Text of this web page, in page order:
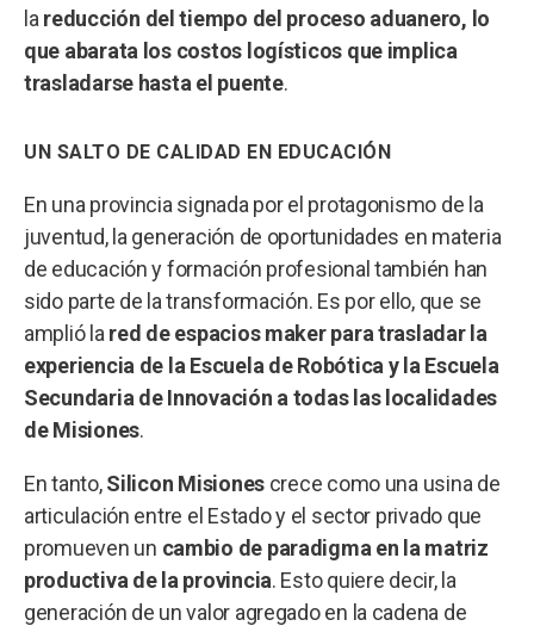
la reducción del tiempo del proceso aduanero, lo
que abarata los costos logísticos que implica
trasladarse hasta el puente.
UN SALTO DE CALIDAD EN EDUCACIÓN
En una provincia signada por el protagonismo de la
juventud, la generación de oportunidades en materia
de educación y formación profesional también han
sido parte de la transformación. Es por ello, que se
amplió la red de espacios maker para trasladar la
experiencia de la Escuela de Robótica y la Escuela
Secundaria de Innovación a todas las localidades
de Misiones.
En tanto,Silicon Misiones crece como una usina de
articulación entre el Estado y el sector privado que
promueven un cambio de paradigma en la matriz
productiva de la provincia. Esto quiere decir, la
generación de un valor agregado en la cadena de